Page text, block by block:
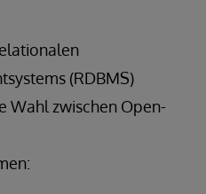
(RDBMS)
Wahl zwischen Open-